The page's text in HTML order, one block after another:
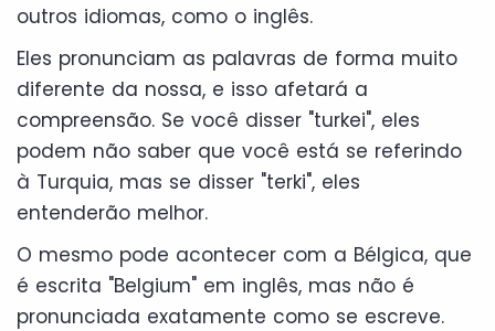
outros idiomas, como o inglês.
Eles pronunciam as palavras de forma muito
diferente da nossa, e isso afetará a
compreensão. Se você disser "turkei", eles
podem não saber que você está se referindo
à Turquia, mas se disser "terki", eles
entenderão melhor.
O mesmo pode acontecer com a Bélgica, que
é escrita "Belgium" em inglês, mas não é
pronunciada exatamente como se escreve.